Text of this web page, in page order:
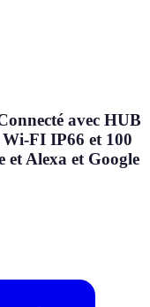
avec HUB
FI IP66 et 100
et Alexa et Google